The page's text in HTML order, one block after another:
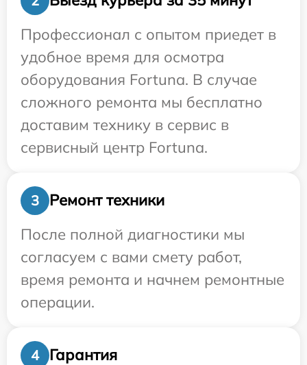
Профессионал с опытом приедет в
удобное время для осмотра
оборудования Fortuna. В случае
сложного ремонта мы бесплатно
доставим технику в сервис в
сервисный центр Fortuna.
3
Ремонт техники
После полной диагностики мы
согласуем с вами смету работ,
время ремонта и начнем ремонтные
операции.
4
Гарантия